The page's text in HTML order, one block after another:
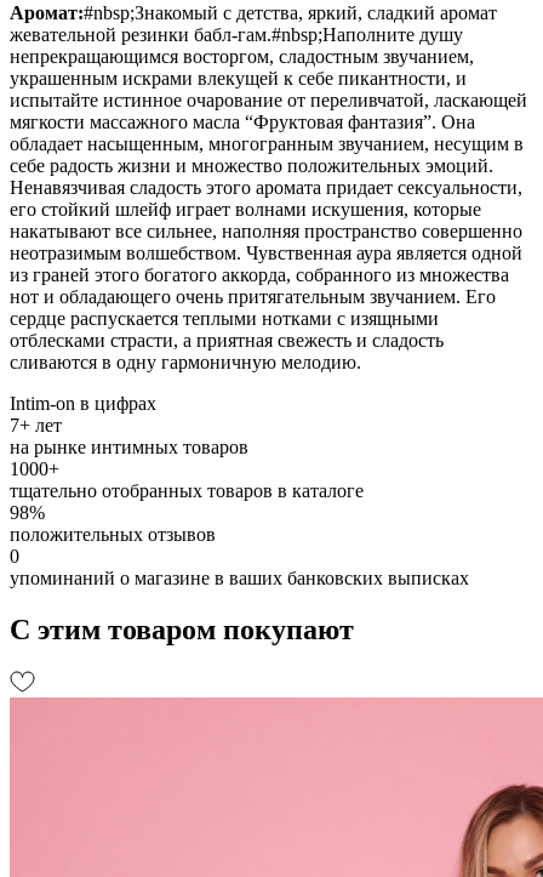
Аромат:#nbsp;Знакомый с детства, яркий, сладкий аромат
жевательной резинки бабл-гам.#nbsp;Наполните душу
непрекращающимся восторгом, сладостным звучанием,
украшенным искрами влекущей к себе пикантности, и
испытайте истинное очарование от переливчатой, ласкающей
мягкости массажного масла “Фруктовая фантазия”. Она
обладает насыщенным, многогранным звучанием, несущим в
себе радость жизни и множество положительных эмоций.
Ненавязчивая сладость этого аромата придает сексуальности,
его стойкий шлейф играет волнами искушения, которые
накатывают все сильнее, наполняя пространство совершенно
неотразимым волшебством. Чувственная аура является одной
из граней этого богатого аккорда, собранного из множества
нот и обладающего очень притягательным звучанием. Его
сердце распускается теплыми нотками с изящными
отблесками страсти, а приятная свежесть и сладость
сливаются в одну гармоничную мелодию.
Intim-on в цифрах
7+ лет
на рынке интимных товаров
1000+
тщательно отобранных товаров в каталоге
98%
положительных отзывов
0
упоминаний о магазине в ваших банковских выписках
С этим товаром покупают